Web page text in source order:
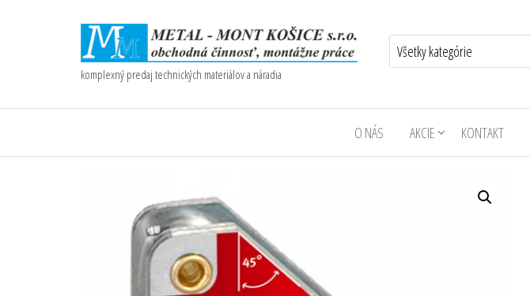
komplexný predaj technických materiálov a náradia
O NÁS AKCIE KONTAKT